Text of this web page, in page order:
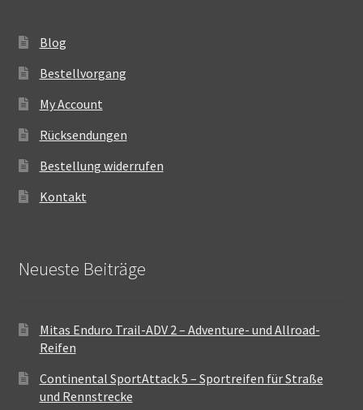
Blog
Bestellvorgang
My Account
Rücksendungen
Bestellung widerrufen
Kontakt
Neueste Beiträge
Mitas Enduro Trail-ADV 2 – Adventure- und Allroad-
Reifen
Continental SportAttack 5 – Sportreifen für Straße
und Rennstrecke